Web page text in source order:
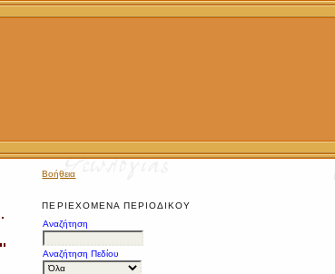
Βοήθεια
ΠΕΡΙΕΧΌΜΕΝΑ ΠΕΡΙΟΔΙΚΟΎ
Αναζήτηση
Αναζήτηση Πεδίου